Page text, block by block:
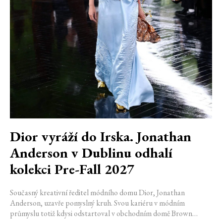
Dior vyráží do Irska. Jonathan
Anderson v Dublinu odhalí
kolekci Pre-Fall 2027
Současný kreativní ředitel módního domu Dior, Jonathan
Anderson, uzavře pomyslný kruh. Svou kariéru v módním
průmyslu totiž kdysi odstartoval v obchodním domě Brown